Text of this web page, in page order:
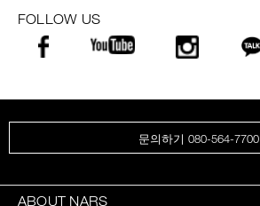
FOLLOW US
문의하기 080-564-7700
ABOUT NARS